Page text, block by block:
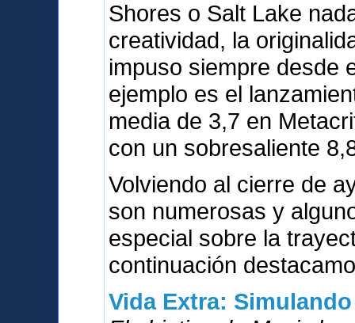
Shores o Salt Lake
creatividad, la
impuso siempre desde
ejemplo es el
media de 3,7 en
con un sobresaliente
Volviendo al cierre de
son numerosas y
especial sobre la
continuación
Vida Extra: